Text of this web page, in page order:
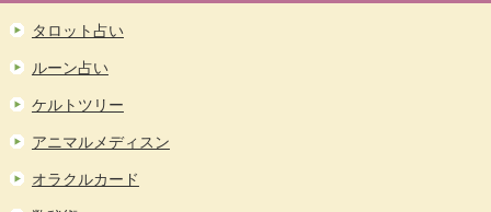
タロット占い
ルーン占い
ケルトツリー
アニマルメディスン
オラクルカード